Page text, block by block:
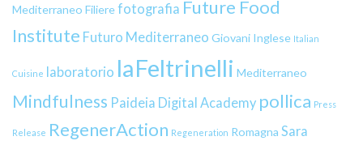
Mediterraneo Filierefotografia Future Food
Institute Futuro Mediterraneo Giovani Inglese Italian
Cuisine laboratorio laFeltrinelli Mediterraneo
Mindfulness Paideia Digital Academy pollica Press
Release RegenerAction Regeneration Romagna Sara